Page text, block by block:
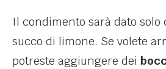
Il condimento sarà dato solo
succo di limone. Se volete
potreste aggiungere dei